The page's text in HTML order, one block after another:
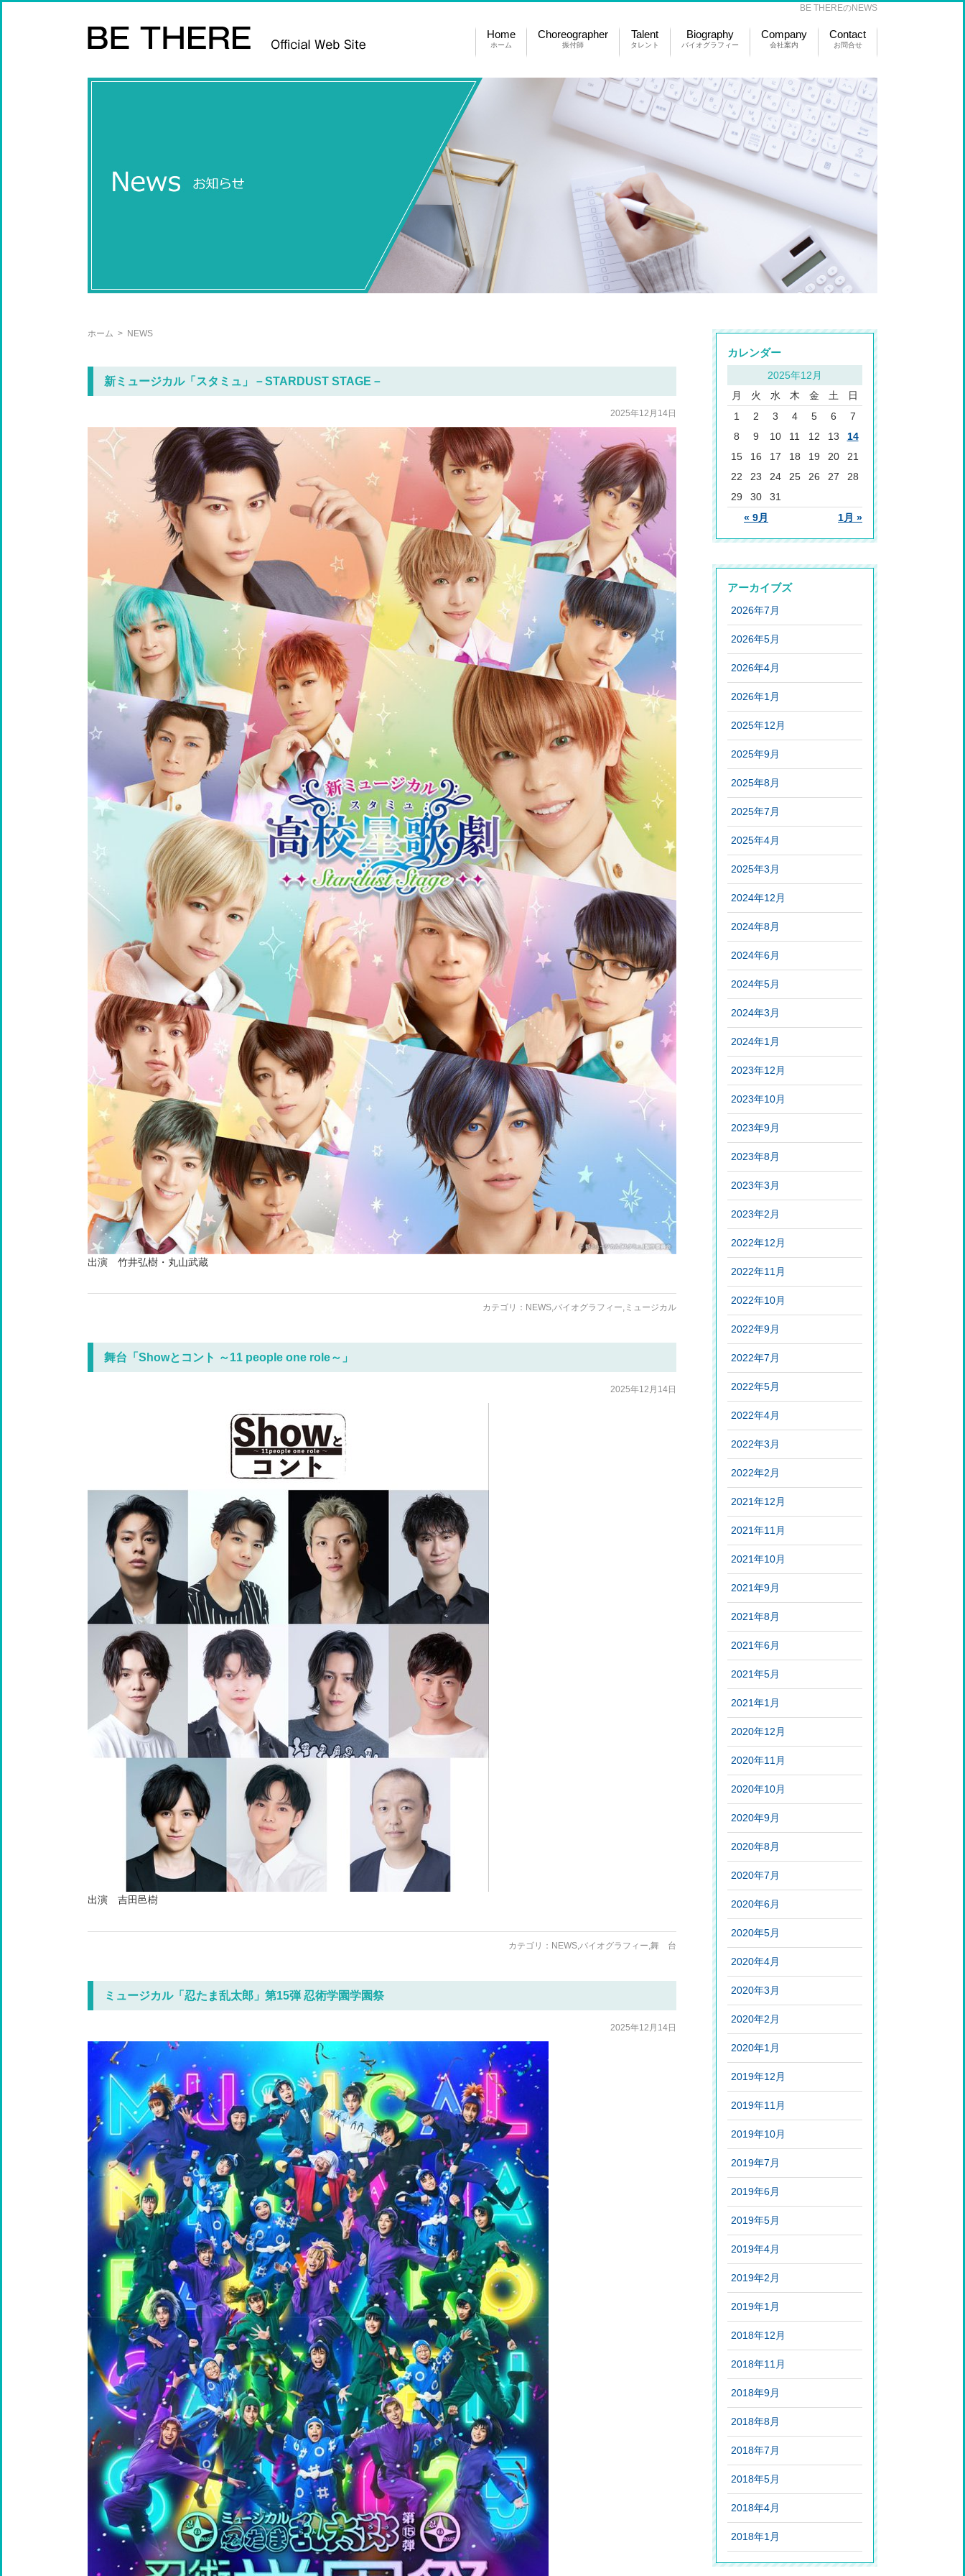
BE THEREのNEWS
Home
ホーム
Choreographer
振付師
Talent
タレント
Biography
バイオグラフィー
Company
会社案内
Contact
お問合せ
ホーム > NEWS
新ミュージカル「スタミュ」－STARDUST STAGE－
2025年12月14日
出演 竹井弘樹・丸山武蔵
カテゴリ： NEWS バイオグラフィー ミュージカル
舞台「Showとコント ～11 people one role～」
2025年12月14日
出演 吉田邑樹
カテゴリ： NEWS バイオグラフィー 舞 台
ミュージカル「忍たま乱太郎」第15弾 忍術学園学園祭
2025年12月14日
カレンダー
2025年12月
月
火 水 木 金 土 日
« 9月 1月 »
1 2 3 4 5 6
7
8
9 10 11 12 13
14
15
16 17 18 19 20
21
22
23 24 25 26 27
28
29
30 31
アーカイブズ
2026年7月
2026年5月
2026年4月
2026年1月
2025年12月
2025年9月
2025年8月
2025年7月
2025年4月
2025年3月
2024年12月
2024年8月
2024年6月
2024年5月
2024年3月
2024年1月
2023年12月
2023年10月
2023年9月
2023年8月
2023年3月
2023年2月
2022年12月
2022年11月
2022年10月
2022年9月
2022年7月
2022年5月
2022年4月
2022年3月
2022年2月
2021年12月
2021年11月
2021年10月
2021年9月
2021年8月
2021年6月
2021年5月
2021年1月
2020年12月
2020年11月
2020年10月
2020年9月
2020年8月
2020年7月
2020年6月
2020年5月
2020年4月
2020年3月
2020年2月
2020年1月
2019年12月
2019年11月
2019年10月
2019年7月
2019年6月
2019年5月
2019年4月
2019年2月
2019年1月
2018年12月
2018年11月
2018年9月
2018年8月
2018年7月
2018年5月
2018年4月
2018年1月